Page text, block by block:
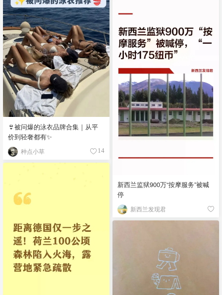
👙被问爆的泳衣品牌合集｜从平
价到轻奢都有✨
种点小草 14
新西兰监狱900万“按摩服务”被喊
停
新西兰发现君